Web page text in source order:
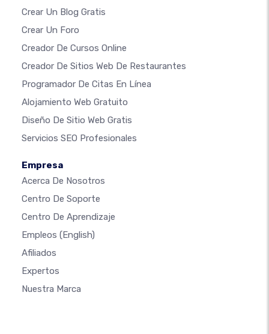
Crear Un Blog Gratis
Crear Un Foro
Creador De Cursos Online
Creador De Sitios Web De Restaurantes
Programador De Citas En Línea
Alojamiento Web Gratuito
Diseño De Sitio Web Gratis
Servicios SEO Profesionales
Empresa
Acerca De Nosotros
Centro De Soporte
Centro De Aprendizaje
Empleos (English)
Afiliados
Expertos
Nuestra Marca